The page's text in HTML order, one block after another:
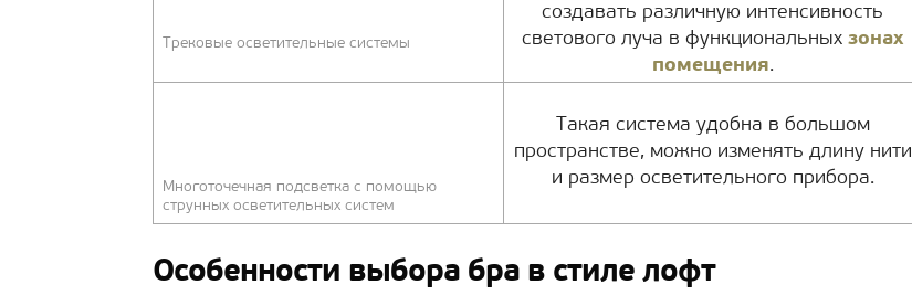
Трековые осветительные системы
создавать различную интенсивность
светового луча в функциональных зонах
помещения.
Многоточечная подсветка с помощью
струнных осветительных систем
Такая система удобна в большом
пространстве, можно изменять длину нити
и размер осветительного прибора.
Особенности выбора бра в стиле лофт